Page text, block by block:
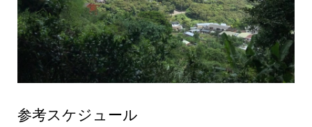
参考スケジュール